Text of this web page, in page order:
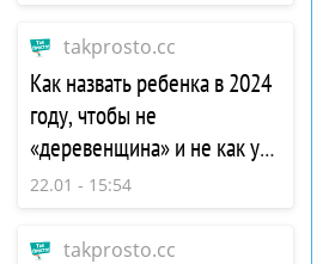
takprosto.cc
Как назвать ребенка в 2024
году, чтобы не
«деревенщина» и не как у
всех
22.01 - 15:54
takprosto.cc